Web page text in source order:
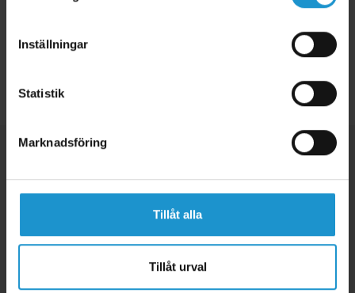
Inställningar
Statistik
Marknadsföring
Tillåt alla
Tillåt urval